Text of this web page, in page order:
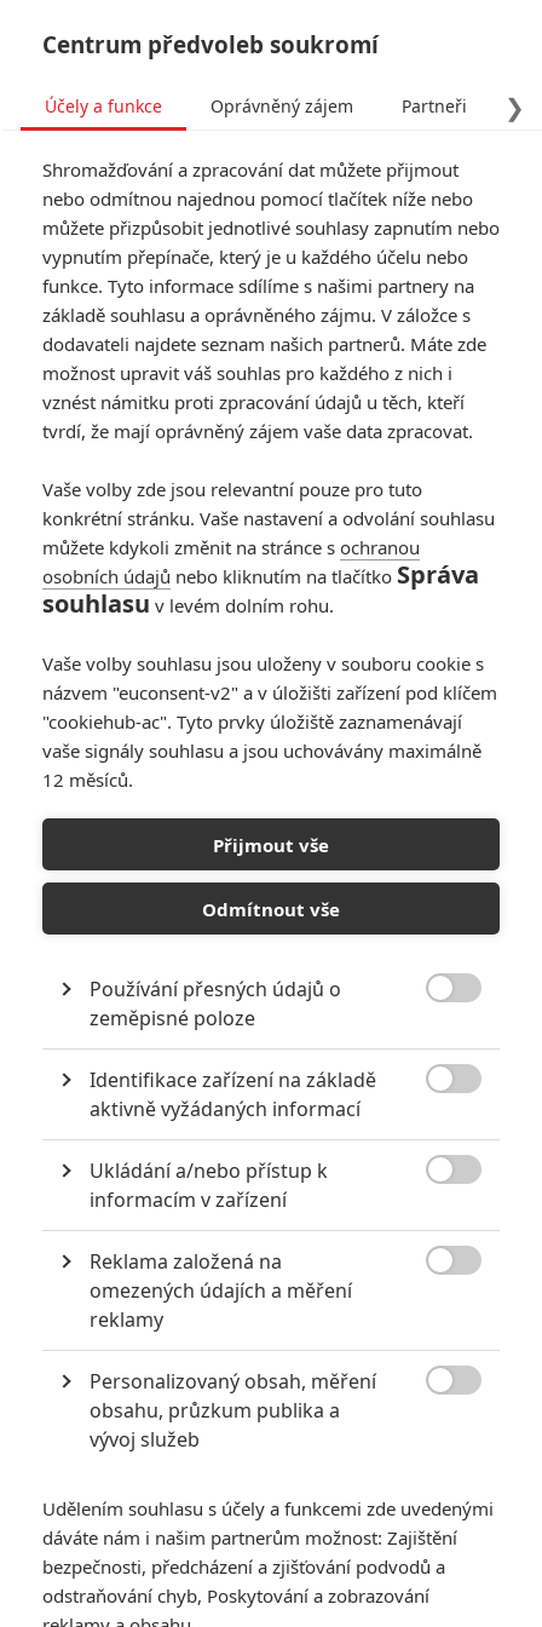
Oscar 2016: Komentář,
analýza, šance na výhru
Napsal:Petr Slavík - (Anarvin), 15.01.2016 06:32
KOMENTÁŘE 7
Fimi| 2016-02-13 19:33:32 | 0 0
no letos v Revenant podal výborný výkon ale už podal
mnohe lepší výkony, jestli mu ho dají tak jen z lítosti,
protože tohle nebyl oskarový výkon....konkurence je vysoká
skoro nemluvil celý film, prostě bylo to super ale ne na
oskar....aby to nedopadlo takhle
http://www.dailymail.co.uk/tvs…
Peta8 | 2016-02-05 21:24:45 | 0 0
Nevěděl jsem kam to napsat tak píši sem... viděli jstě filmy
nominované na oskary ve vedlejších výkonech z oscarů
1994? nechápu že Leo nezískal oscara už tehdy za roli
Hehue | 2016-01-25 17:20:02 | 0 0
DiCaprio není tak úplně jasný, přece jen je tu pro
Fassbendera a Redmayna šance, ale letos je jeho výhra
nejpravděpodobnější, co kdy byla. Navíc podal další
vynikající výkon, takže why not.
Jarda | 2016-01-16 22:55:34 |
nechápu jak pro někoho může být DiCaprio jasný... já bych
mu za to z fleku dal spíš zlatou malinu, než Oscara..
Peta89 | 2016-01-15 20:09:32 | 0 0
Tak pro mě tedy Leo jasný každopádně. Fassbender sice
fajn, ale Leo bezkonkurenční. V ostatních kategorií se dá
hodně spekulovat, ale co se herce v hlavní roli týče tam
Michael a ani ostatní letos prostě nestačí a dofám tedy že
Centrum předvoleb soukromí
❯
Účely a funkce Oprávněný zájem Partneři
Shromažďování a zpracování dat můžete přijmout
nebo odmítnou najednou pomocí tlačítek níže nebo
můžete přizpůsobit jednotlivé souhlasy zapnutím nebo
vypnutím přepínače, který je u každého účelu nebo
funkce. Tyto informace sdílíme s našimi partnery na
základě souhlasu a oprávněného zájmu. V záložce s
dodavateli najdete seznam našich partnerů. Máte zde
možnost upravit váš souhlas pro každého z nich i
vznést námitku proti zpracování údajů u těch, kteří
tvrdí, že mají oprávněný zájem vaše data zpracovat.
Vaše volby zde jsou relevantní pouze pro tuto
konkrétní stránku. Vaše nastavení a odvolání souhlasu
můžete kdykoli změnit na stránce s ochranou
osobních údajů nebo kliknutím na tlačítko Správa
souhlasu v levém dolním rohu.
Vaše volby souhlasu jsou uloženy v souboru cookie s
názvem "euconsent-v2" a v úložišti zařízení pod klíčem
"cookiehub-ac". Tyto prvky úložiště zaznamenávají
vaše signály souhlasu a jsou uchovávány maximálně
12 měsíců.
Přijmout vše
Odmítnout vše
Používání přesných údajů o
zeměpisné poloze
Identifikace zařízení na základě
aktivně vyžádaných informací
Ukládání a/nebo přístup k
informacím v zařízení
Reklama založená na
omezených údajích a měření
reklamy
Personalizovaný obsah, měření
obsahu, průzkum publika a
vývoj služeb
Udělením souhlasu s účely a funkcemi zde uvedenými
dáváte nám i našim partnerům možnost: Zajištění
bezpečnosti, předcházení a zjišťování podvodů a
odstraňování chyb, Poskytování a zobrazování